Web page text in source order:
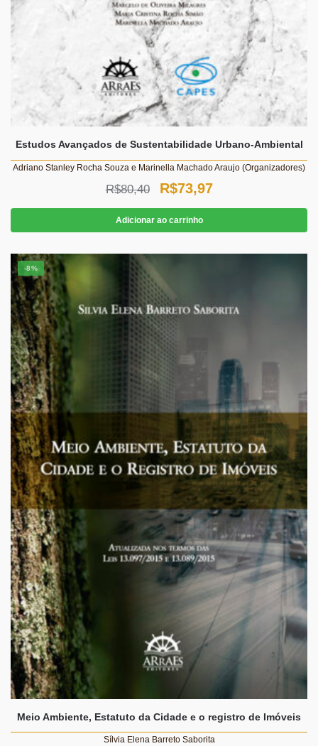
Estudos Avançados de Sustentabilidade Urbano-Ambiental
Adriano Stanley Rocha Souza e Marinella Machado Araujo (Organizadores)
R$80,40
O
preço
original
era:
R$80,40.
R$73,97O
preço
atual
é:
Adicionar ao carrinho
-8%
Meio Ambiente, Estatuto da Cidade e o registro de Imóveis
Sílvia Elena Barreto Saborita